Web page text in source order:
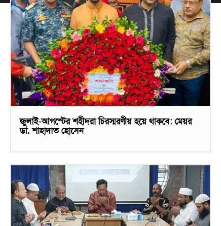
জুলাই-আগস্টের শহীদরা চিরস্মরণীয় হয়ে থাকবে: মেয়র
ডা. শাহাদাত হোসেন